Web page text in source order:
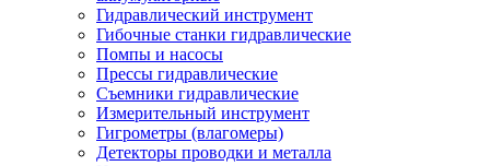
Гидравлический инструмент
Гибочные станки гидравлические
Помпы и насосы
Прессы гидравлические
Съемники гидравлические
Измерительный инструмент
Гигрометры (влагомеры)
Детекторы проводки и металла